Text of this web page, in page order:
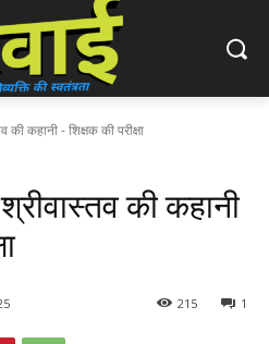
कहानी - शिक्षक की परीक्षा
की कहानी
1
215